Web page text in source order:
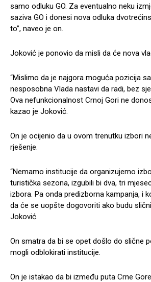
samo odluku GO. Za eventualno neku
saziva GO i donesi nova odluka
to”, naveo je on.
Joković je ponovio da misli da će nova
“Mislimo da je najgora moguća pozicija
nesposobna Vlada nastavi da radi, bez
Ova nefunkcionalnost Crnoj Gori ne
kazao je Joković.
On je ocijenio da u ovom trenutku izbori
rješenje.
“Nemamo institucije da organizujemo
turistička sezona, izgubili bi dva, tri
izbora. Pa onda predizborna kampanja, i
da će se uopšte dogovoriti ako budu
Joković.
On smatra da bi se opet došlo do slične
mogli odblokirati institucije.
On je istakao da bi između puta Crne